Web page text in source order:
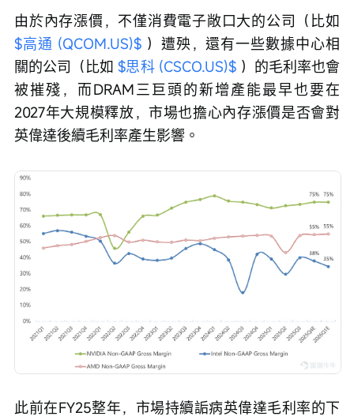
由於內存漲價，不僅消費電子敞口大的公司（比如
$高通 (QCOM.US)$ ）遭殃，還有一些數據中心相
關的公司（比如 $思科 (CSCO.US)$ ）的毛利率也會
被摧殘，而DRAM三巨頭的新增產能最早也要在
2027年大規模釋放，市場也擔心內存漲價是否會對
英偉達後續毛利率產生影響。
此前在FY25整年，市場持續詬病英偉達毛利率的下